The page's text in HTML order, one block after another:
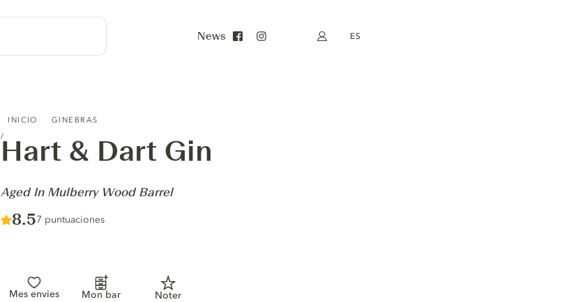
News Mi cuenta
ES
INICIO GINEBRAS
Hart & Dart Gin
-
Aged In Mulberry Wood Barrel
Score :
8.5/ 10
7 puntuaciones
Mes envies Mon bar Noter